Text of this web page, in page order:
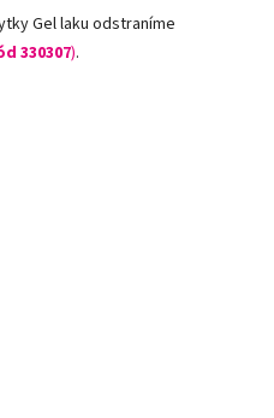
Gel laku odstraníme
330307).